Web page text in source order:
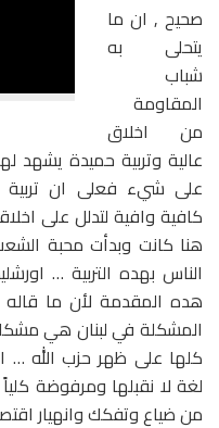
صحيح , ان ما
يتحلى به
شباب
المقاومة
من اخلاق
عالية وتربية حميدة
على شيء فعلى ان تربية
كافية وافية لتدلل على
هنا كانت وبدأت محبة
الناس بهده التربية …
هده المقدمة لأن ما
المشكلة في لبنان هي
كلها على ظهر حزب الله …
لغة لا نقبلها ومرفوضة
من ضياع وتفكك وانهيار